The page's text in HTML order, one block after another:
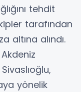
tehdit
tarafından
altına alındı.
yönelik